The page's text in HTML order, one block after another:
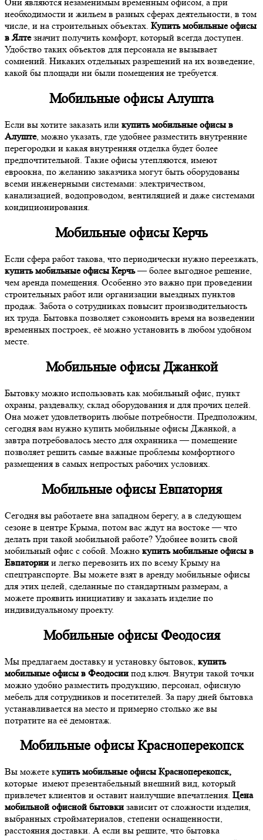
Они являются незаменимым временным офисом, а при
необходимости и жильем в разных сферах деятельности, в том
числе, и на строительных объектах. Купить мобильные офисы
в Ялтезначит получить комфорт, который всегда доступен.
Удобство таких объектов для персонала не вызывает
сомнений. Никаких отдельных разрешений на их возведение,
какой бы площади ни были помещения не требуется.
Мобильные офисы Алушта
Если вы хотите заказать или купить мобильные офисы в
Алуште, можно указать, где удобнее разместить внутренние
перегородки и какая внутренняя отделка будет более
предпочтительной. Такие офисы утепляются, имеют
евроокна, по желанию заказчика могут быть оборудованы
всеми инженерными системами: электричеством,
канализацией, водопроводом, вентиляцией и даже системами
кондиционирования.
Мобильные офисы Керчь
Если сфера работ такова, что периодически нужно переезжать,
купить мобильные офисы Керчь— более выгодное решение,
чем аренда помещения. Особенно это важно при проведении
строительных работ или организации выездных пунктов
продаж. Забота о сотрудниках повысит производительность
их труда. Бытовка позволяет сэкономить время на возведении
временных построек, её можно установить в любом удобном
месте.
Мобильные офисы Джанкой
Бытовку можно использовать как мобильный офис, пункт
охраны, раздевалку, склад оборудования и для прочих целей.
Она может удовлетворить любые потребности. Предположим,
сегодня вам нужно купить мобильные офисы Джанкой, а
завтра потребовалось место для охранника — помещение
позволяет решить самые важные проблемы комфортного
размещения в самых непростых рабочих условиях.
Мобильные офисы Евпатория
Сегодня вы работаете вна западном берегу, а в следующем
сезоне в центре Крыма, потом вас ждут на востоке — что
делать при такой мобильной работе? Удобнее возить свой
мобильный офис с собой. Можно купить мобильные офисы в
Евпатории и легко перевозить их по всему Крыму на
спецтранспорте. Вы можете взят в аренду мобильные офисы
для этих целей, сделанные по стандартным размерам, а
можете проявить инициативу и заказать изделие по
индивидуальному проекту.
Мобильные офисы Феодосия
Мы предлагаем доставку и установку бытовок, купить
мобильные офисы в Феодосии под ключ. Внутри такой точки
можно удобно разместить продукцию, персонал, офисную
мебель для сотрудников и посетителей. За пару дней бытовка
устанавливается на место и примерно столько же вы
потратите на её демонтаж.
Мобильные офисы Красноперекопск
Вы можете купить мобильные офисы Красноперекопск,
которые имеют презентабельный внешний вид, который
привлечет клиентов и оставит наилучшие впечатления. Цена
мобильной офисной бытовки зависит от сложности изделия,
выбранных стройматериалов, степени оснащенности,
расстояния доставки. А если вы решите, что бытовка